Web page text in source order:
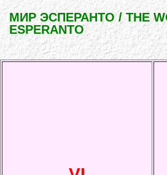
МИР ЭСПЕРАНТО / THE
ESPERANTO